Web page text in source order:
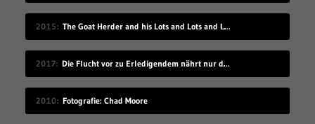
2015 The Goat Herder and his Lots and Lots and Lots of Goats
2017 Die Flucht vor zu Erledigendem nährt nur dessen Schreckenskraft
2010 Fotografie: Chad Moore